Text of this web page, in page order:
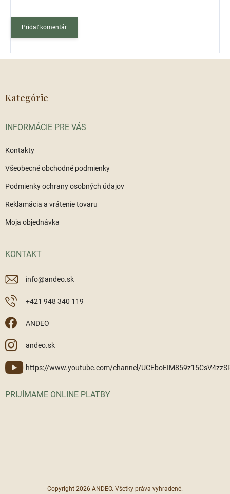
Pridať komentár
Kategórie
INFORMÁCIE PRE VÁS
Kontakty
Všeobecné obchodné podmienky
Podmienky ochrany osobných údajov
Reklamácia a vrátenie tovaru
Moja objednávka
KONTAKT
info@andeo.sk
+421 948 340 119
ANDEO
andeo.sk
https://www.youtube.com/channel/
PRIJÍMAME ONLINE PLATBY
Copyright 2026 ANDEO. Všetky práva vyhradené.